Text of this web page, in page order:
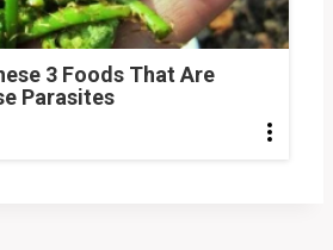
3 Foods That Are
Parasites